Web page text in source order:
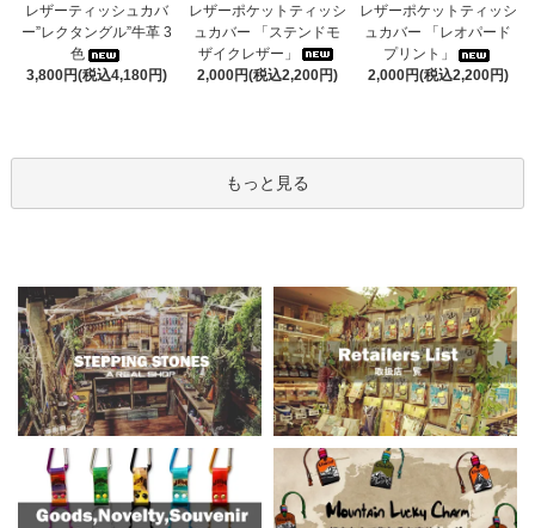
レザーティッシュカバ
ー”レクタングル”牛革 3
色
3,800円(税込4,180円)
レザーポケットティッシ
ュカバー 「ステンドモ
ザイクレザー」
2,000円(税込2,200円)
レザーポケットティッシ
ュカバー 「レオパード
プリント」
2,000円(税込2,200円)
もっと見る